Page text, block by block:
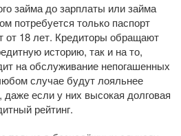
займа до зарплаты или займа
потребуется только паспорт
от 18 лет. Кредиторы обращают
историю, так и на то,
на обслуживание непогашенных
случае будут лояльнее
даже если у них высокая долговая
рейтинг.